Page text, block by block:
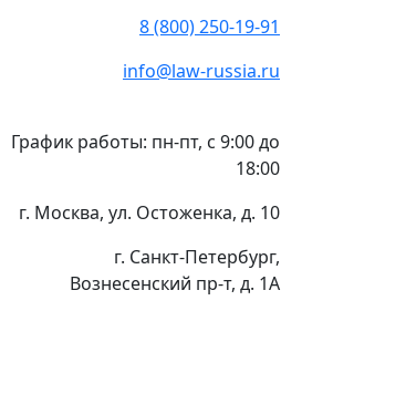
8 (800) 250-19-91
info@law-russia.ru
График работы: пн-пт, с 9:00 до
18:00
г. Москва, ул. Остоженка, д. 10
г. Санкт-Петербург,
Вознесенский пр-т, д. 1А